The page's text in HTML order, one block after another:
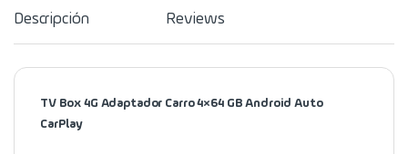
Descripción Reviews
TV Box 4G Adaptador Carro 4×64 GB Android Auto
CarPlay